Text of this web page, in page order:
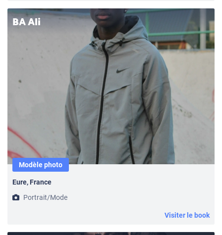
BA Ali
Modèle photo
Eure, France
Portrait/Mode
Visiter le book